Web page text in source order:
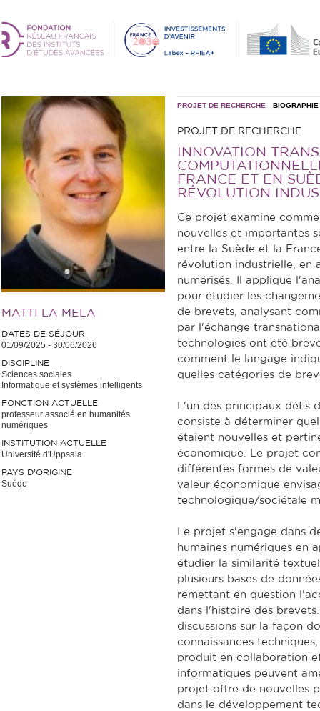
MATTI LA MELA
DATES DE SÉJOUR
01/09/2025 - 30/06/2026
DISCIPLINE
Sciences sociales
Informatique et systèmes intelligents
FONCTION ACTUELLE
professeur associé en humanités
numériques
INSTITUTION ACTUELLE
Université d'Uppsala
PAYS D'ORIGINE
Suède
PROJET DE RECHERCHE BIOGRAPHIE
PROJET DE RECHERCHE
INNOVATION
FRANCE ET EN
RÉVOLUTION
Ce projet examine
nouvelles et importantes
entre la Suède et la
révolution industrielle, en
numérisés. Il applique
pour étudier les
de brevets, analysant
par l'échange
technologies ont été
comment le langage
quelles catégories de
L'un des principaux défis
consiste à déterminer
étaient nouvelles et
économique. Le projet
différentes formes de
valeur économique
technologique/sociétale
Le projet s'engage dans
humaines numériques en
étudier la similarité
plusieurs bases de
remettant en question
dans l'histoire des
discussions sur la façon
connaissances
produit en collaboration
informatiques peuvent
projet offre de nouvelles
dans le développement